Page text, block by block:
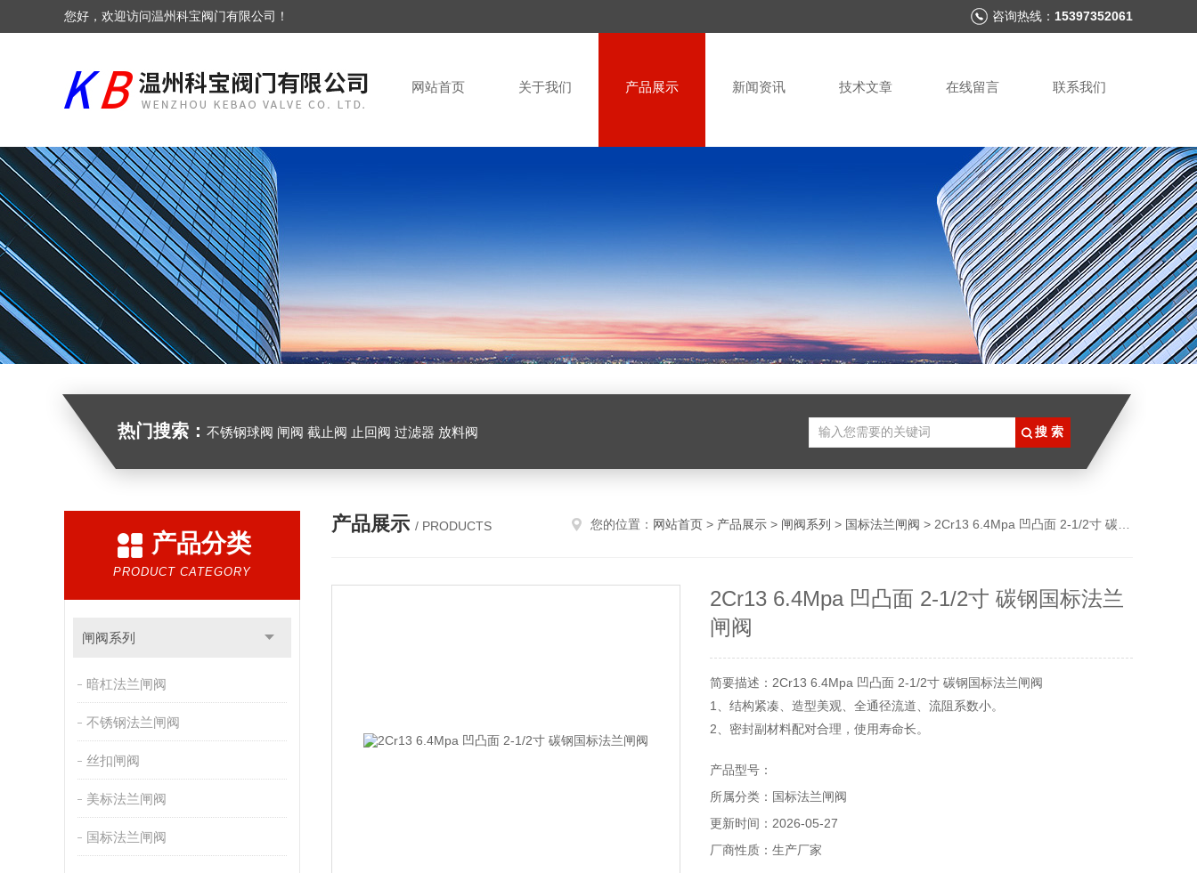
您好，欢迎访问温州科宝阀门有限公司！ 咨询热线： 15397352061
网站首页 关于我们 产品展示 新闻资讯 技术文章 在线留言 联系我们
热门搜索： 不锈钢球阀 闸阀 截止阀 止回阀 过滤器 放料阀
产品分类
PRODUCT CATEGORY
闸阀系列
暗杠法兰闸阀
不锈钢法兰闸阀
丝扣闸阀
美标法兰闸阀
国标法兰闸阀
产品展示 / PRODUCTS 您的位置： 网站首页 > 产品展示 > 闸阀系列 > 国标法兰闸阀 > 2Cr13 6.4Mpa 凹凸面 2-1/2寸 碳钢国标法兰闸阀
2Cr13 6.4Mpa 凹凸面 2-1/2寸 碳钢国标法兰
闸阀
简要描述：2Cr13 6.4Mpa 凹凸面 2-1/2寸 碳钢国标法兰闸阀
1、结构紧凑、造型美观、全通径流道、流阻系数小。
2、密封副材料配对合理，使用寿命长。
理，具有良好的抗腐蚀性、抗摩擦性。填料采用四氟材料，密封可靠，操作
灵活，启闭力矩小。
产品型号：
所属分类：国标法兰闸阀
更新时间：2026-05-27
厂商性质：生产厂家